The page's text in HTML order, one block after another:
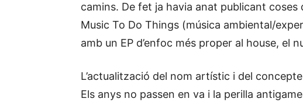
camins. De fet ja havia anat publicant coses
Music To Do Things (música ambiental/
amb un EP d’enfoc més proper al house, el
L’actualització del nom artístic i del
Els anys no passen en va i la perilla